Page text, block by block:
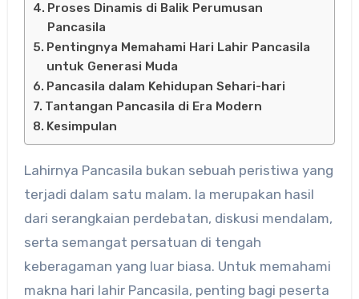
Proses Dinamis di Balik Perumusan
Pancasila
Pentingnya Memahami Hari Lahir Pancasila
untuk Generasi Muda
Pancasila dalam Kehidupan Sehari-hari
Tantangan Pancasila di Era Modern
Kesimpulan
Lahirnya Pancasila bukan sebuah peristiwa yang
terjadi dalam satu malam. Ia merupakan hasil
dari serangkaian perdebatan, diskusi mendalam,
serta semangat persatuan di tengah
keberagaman yang luar biasa. Untuk memahami
makna hari lahir Pancasila, penting bagi peserta